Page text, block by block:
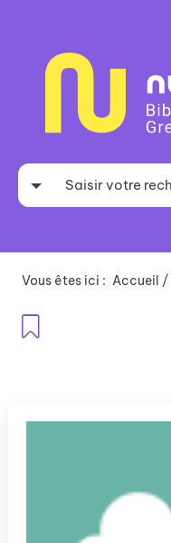
recherche
Vous êtes ici : Accueil /